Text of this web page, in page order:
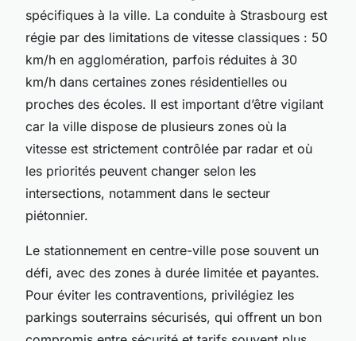
spécifiques à la ville. La conduite à Strasbourg est
régie par des limitations de vitesse classiques : 50
km/h en agglomération, parfois réduites à 30
km/h dans certaines zones résidentielles ou
proches des écoles. Il est important d’être vigilant
car la ville dispose de plusieurs zones où la
vitesse est strictement contrôlée par radar et où
les priorités peuvent changer selon les
intersections, notamment dans le secteur
piétonnier.
Le stationnement en centre-ville pose souvent un
défi, avec des zones à durée limitée et payantes.
Pour éviter les contraventions, privilégiez les
parkings souterrains sécurisés, qui offrent un bon